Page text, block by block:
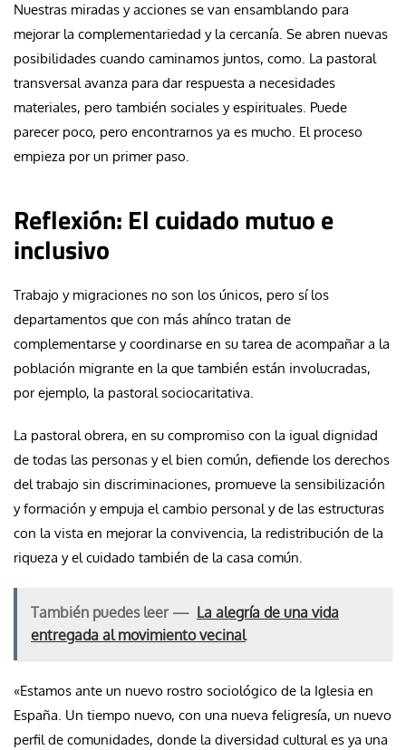
Nuestras miradas y acciones se van ensamblando para
mejorar la complementariedad y la cercanía. Se abren nuevas
posibilidades cuando caminamos juntos, como. La pastoral
transversal avanza para dar respuesta a necesidades
materiales, pero también sociales y espirituales. Puede
parecer poco, pero encontrarnos ya es mucho. El proceso
empieza por un primer paso.
Reflexión: El cuidado mutuo e
inclusivo
Trabajo y migraciones no son los únicos, pero sí los
departamentos que con más ahínco tratan de
complementarse y coordinarse en su tarea de acompañar a la
población migrante en la que también están involucradas,
por ejemplo, la pastoral sociocaritativa.
La pastoral obrera, en su compromiso con la igual dignidad
de todas las personas y el bien común, defiende los derechos
del trabajo sin discriminaciones, promueve la sensibilización
y formación y empuja el cambio personal y de las estructuras
con la vista en mejorar la convivencia, la redistribución de la
riqueza y el cuidado también de la casa común.
También puedes leer — La alegría de una vida
entregada al movimiento vecinal
«Estamos ante un nuevo rostro sociológico de la Iglesia en
España. Un tiempo nuevo, con una nueva feligresía, un nuevo
perfil de comunidades, donde la diversidad cultural es ya una